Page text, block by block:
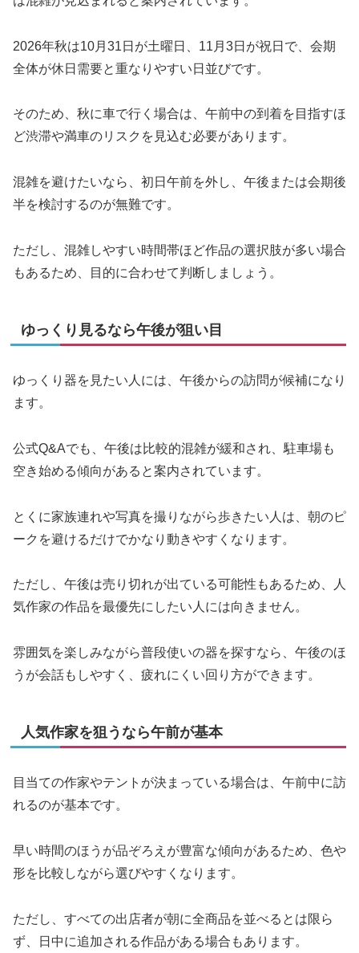
2026年秋は10月31日が土曜日、11月3日が祝日で、会期
全体が休日需要と重なりやすい日並びです。
そのため、秋に車で行く場合は、午前中の到着を目指すほ
ど渋滞や満車のリスクを見込む必要があります。
混雑を避けたいなら、初日午前を外し、午後または会期後
半を検討するのが無難です。
ただし、混雑しやすい時間帯ほど作品の選択肢が多い場合
もあるため、目的に合わせて判断しましょう。
ゆっくり見るなら午後が狙い目
ゆっくり器を見たい人には、午後からの訪問が候補になり
ます。
公式Q&Aでも、午後は比較的混雑が緩和され、駐車場も
空き始める傾向があると案内されています。
とくに家族連れや写真を撮りながら歩きたい人は、朝のピ
ークを避けるだけでかなり動きやすくなります。
ただし、午後は売り切れが出ている可能性もあるため、人
気作家の作品を最優先にしたい人には向きません。
雰囲気を楽しみながら普段使いの器を探すなら、午後のほ
うが会話もしやすく、疲れにくい回り方ができます。
人気作家を狙うなら午前が基本
目当ての作家やテントが決まっている場合は、午前中に訪
れるのが基本です。
早い時間のほうが品ぞろえが豊富な傾向があるため、色や
形を比較しながら選びやすくなります。
ただし、すべての出店者が朝に全商品を並べるとは限ら
ず、日中に追加される作品がある場合もあります。